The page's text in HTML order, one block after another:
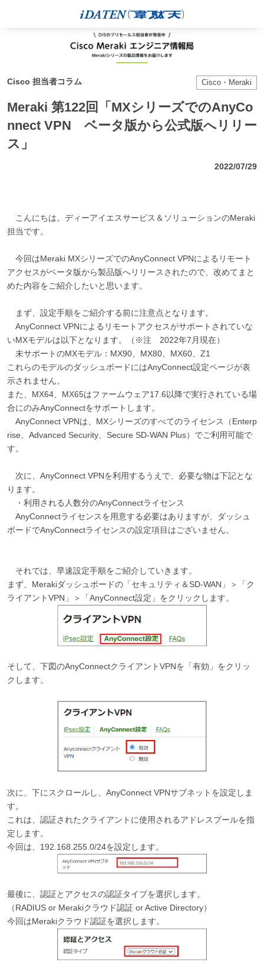
Cisco 担当者コラム Cisco・Meraki
Meraki 第122回「MXシリーズでのAnyCo
nnect VPN ベータ版から公式版へリリー
ス」
2022/07/29
こんにちは。ディーアイエスサービス＆ソリューションのMeraki
担当です。
今回はMeraki MXシリーズでのAnyConnect VPNによるリモート
アクセスがベータ版から製品版へリリースされたので、改めてまと
めた内容をご紹介したいと思います。
まず、設定手順をご紹介する前に注意点となります。
AnyConnect VPNによるリモートアクセスがサポートされていな
いMXモデルは以下となります。（※注 2022年7月現在）
未サポートのMXモデル：MX90、MX80、MX60、Z1
これらのモデルのダッシュボードにはAnyConnect設定ページが表
示されません。
また、MX64、MX65はファームウェア17.6以降で実行されている場
合にのみAnyConnectをサポートします。
AnyConnect VPNは、MXシリーズのすべてのライセンス（Enterp
rise、Advanced Security、Secure SD-WAN Plus）でご利用可能で
す。
次に、AnyConnect VPNを利用するうえで、必要な物は下記とな
ります。
・利用される人数分のAnyConnectライセンス
AnyConnectライセンスを用意する必要はありますが、ダッシュ
ボードでAnyConnectライセンスの設定項目はございません。
それでは、早速設定手順をご紹介していきます。
まず、Merakiダッシュボードの「セキュリティ＆SD-WAN」＞「ク
ライアントVPN」＞「AnyConnect設定」をクリックします。
そして、下図のAnyConnectクライアントVPNを「有効」をクリッ
クします。
次に、下にスクロールし、AnyConnect VPNサブネットを設定しま
す。
これは、認証されたクライアントに使用されるアドレスプールを指
定します。
今回は、192.168.255.0/24を設定します。
最後に、認証とアクセスの認証タイプを選択します。
（RADIUS or Merakiクラウド認証 or Active Directory）
今回はMerakiクラウド認証を選択します。